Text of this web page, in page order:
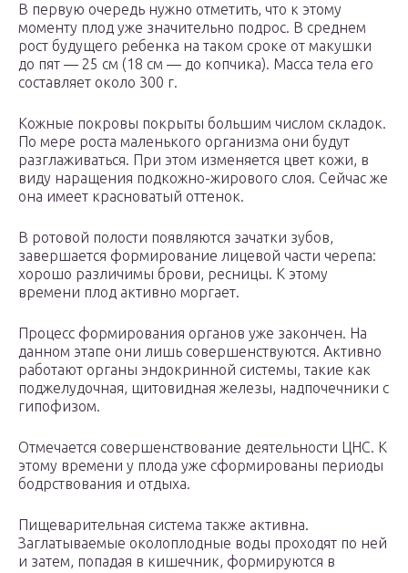
В первую очередь нужно отметить, что к этому
моменту плод уже значительно подрос. В среднем
рост будущего ребенка на таком сроке от макушки
до пят — 25 см (18 см — до копчика). Масса тела его
составляет около 300 г.
Кожные покровы покрыты большим числом складок.
По мере роста маленького организма они будут
разглаживаться. При этом изменяется цвет кожи, в
виду наращения подкожно-жирового слоя. Сейчас же
она имеет красноватый оттенок.
В ротовой полости появляются зачатки зубов,
завершается формирование лицевой части черепа:
хорошо различимы брови, ресницы. К этому
времени плод активно моргает.
Процесс формирования органов уже закончен. На
данном этапе они лишь совершенствуются. Активно
работают органы эндокринной системы, такие как
поджелудочная, щитовидная железы, надпочечники с
гипофизом.
Отмечается совершенствование деятельности ЦНС. К
этому времени у плода уже сформированы периоды
бодрствования и отдыха.
Пищеварительная система также активна.
Заглатываемые околоплодные воды проходят по ней
и затем, попадая в кишечник, формируются в